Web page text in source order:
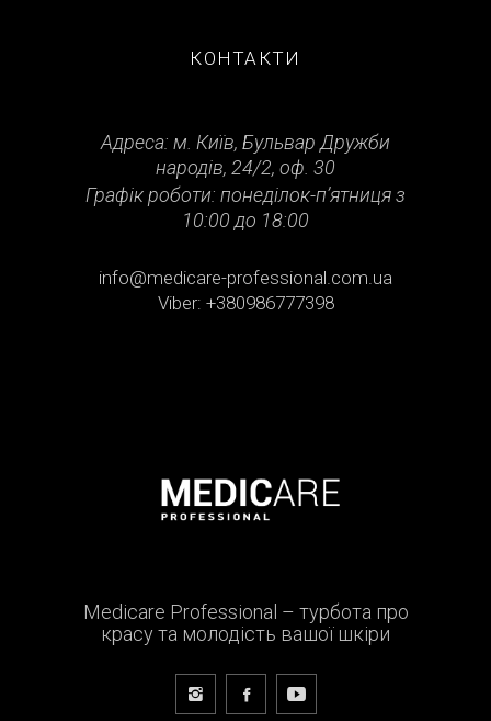
КОНТАКТИ
Адреса: м. Київ, Бульвар Дружби
народів, 24/2, оф. 30
Графік роботи: понеділок-п’ятниця з
10:00 до 18:00
info@medicare-professional.com.ua
Viber: +380986777398
Medicare Professional – турбота про
красу та молодість вашої шкіри